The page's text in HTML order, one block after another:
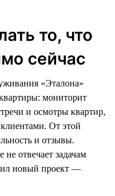
то, что
сейчас
«Эталона»
мониторит
и осмотры квартир,
От этой
и отзывы.
отвечает задачам
новый проект —